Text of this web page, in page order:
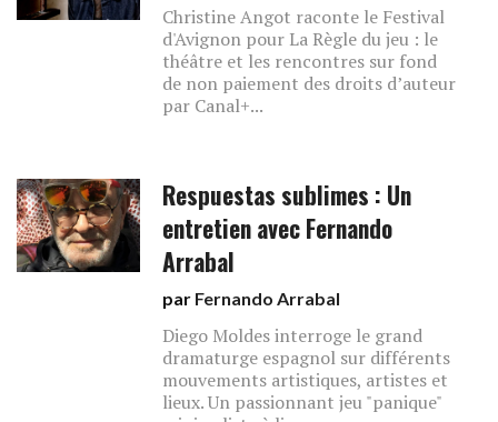
Christine Angot raconte le Festival
d'Avignon pour La Règle du jeu : le
théâtre et les rencontres sur fond
de non paiement des droits d’auteur
par Canal+...
Respuestas sublimes : Un
entretien avec Fernando
Arrabal
par Fernando Arrabal
Diego Moldes interroge le grand
dramaturge espagnol sur différents
mouvements artistiques, artistes et
lieux. Un passionnant jeu "panique"